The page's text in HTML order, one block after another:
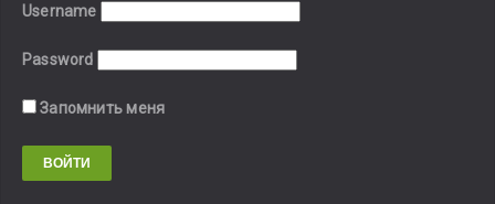
Username
Password
Запомнить меня